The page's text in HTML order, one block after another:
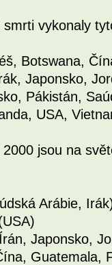
vykonaly
Botswana,
Japonsko,
Pákistán,
USA,
jsou na
Arábie,
Japonsko,
Guatemala,